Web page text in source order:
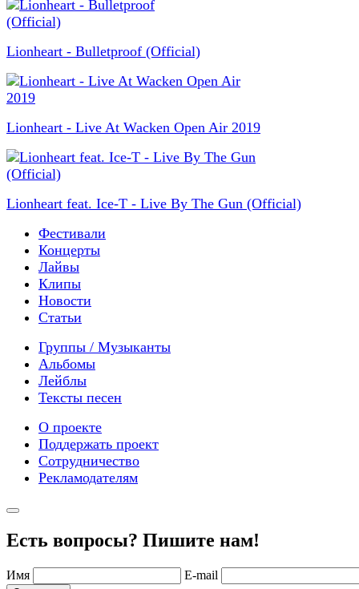
Lionheart - Bulletproof (Official)
Lionheart - Live At Wacken Open Air 2019
Lionheart feat. Ice-T - Live By The Gun (Official)
Фестивали
Концерты
Лайвы
Клипы
Новости
Статьи
Группы / Музыканты
Альбомы
Лейблы
Тексты песен
О проекте
Поддержать проект
Сотрудничество
Рекламодателям
Есть вопросы? Пишите нам!
Имя E-mail